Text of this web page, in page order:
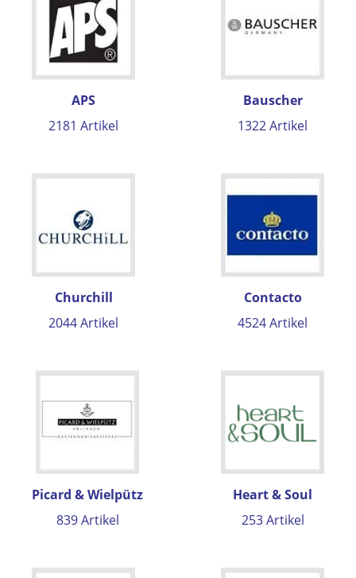
APS
2181 Artikel
Bauscher
1322 Artikel
Churchill
2044 Artikel
Contacto
4524 Artikel
Picard & Wielpütz
839 Artikel
Heart & Soul
253 Artikel